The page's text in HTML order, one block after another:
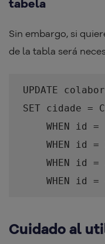
tabela
Sin embargo, si
de la tabla será
UPDATE
SET cidade =
WHEN id =
WHEN id =
WHEN id =
WHEN id = 4
Cuidado al